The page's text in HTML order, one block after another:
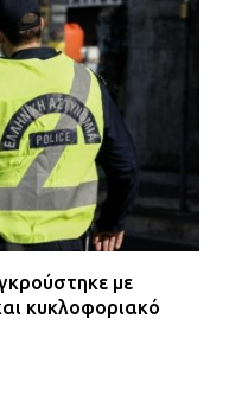
με
κυκλοφοριακό